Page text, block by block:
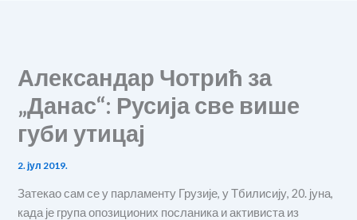
Александар Чотрић за
„Данас“: Русија све више
губи утицај
2. јул 2019.
Затекао сам се у парламенту Грузије, у Тбилисију, 20. јуна,
када је група опозиционих посланика и активиста из